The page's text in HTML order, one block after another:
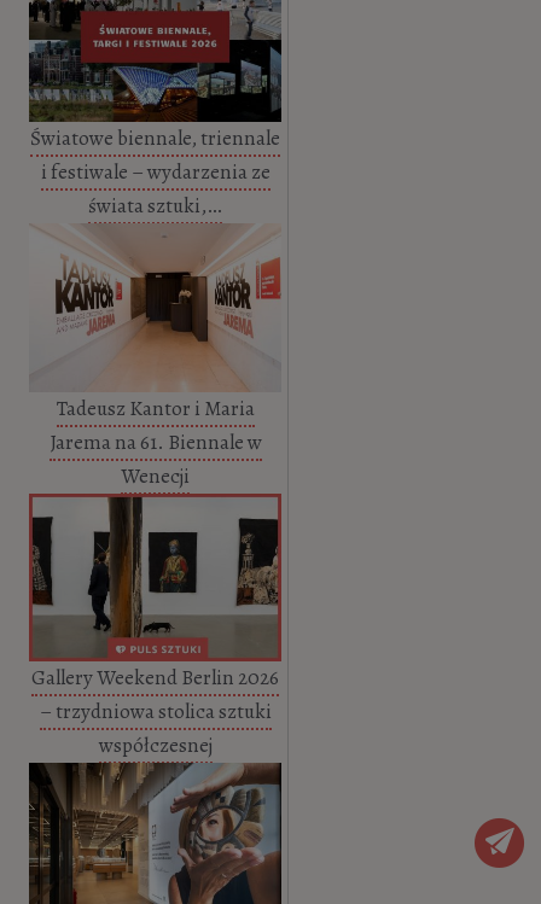
Światowe biennale, triennale
i festiwale – wydarzenia ze
świata sztuki,…
Tadeusz Kantor i Maria
Jarema na 61. Biennale w
Wenecji
Gallery Weekend Berlin 2026
– trzydniowa stolica sztuki
współczesnej